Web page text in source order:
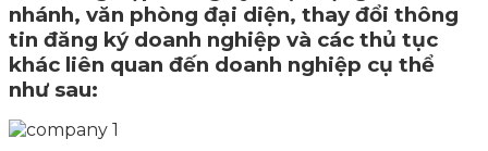
nhánh, văn phòng đại diện, thay đổi thông
tin đăng ký doanh nghiệp và các thủ tục
khác liên quan đến doanh nghiệp cụ thể
như sau: